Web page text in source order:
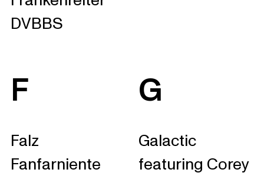
DVBBS
F
Falz
Fanfarniente
G
Galactic
featuring Corey